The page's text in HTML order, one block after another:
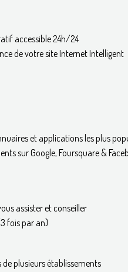
accessible 24h/24
de votre site Internet Intelligent
et applications les plus
sur Google, Foursquare &
assister et conseiller
fois par an)
plusieurs établissements